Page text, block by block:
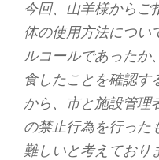
今回、山羊様からご
体の使用方法につい
ルコールであったか
食したことを確認す
から、市と施設管理
の禁止行為を行った
難しいと考えており